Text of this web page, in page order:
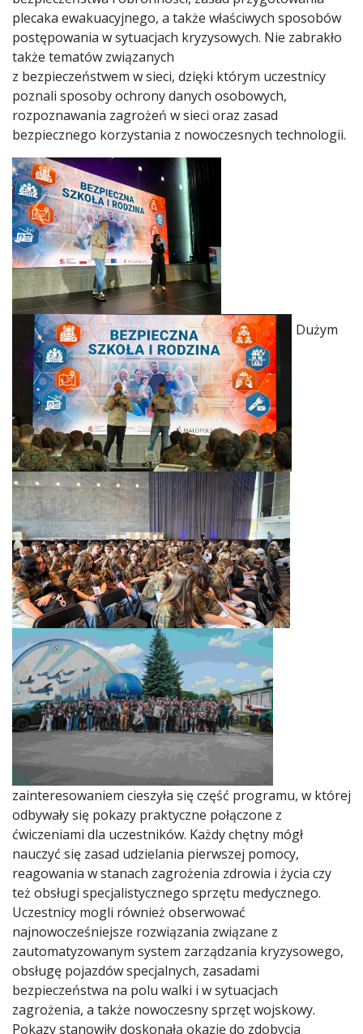
plecaka ewakuacyjnego, a także właściwych sposobów
postępowania w sytuacjach kryzysowych. Nie zabrakło
także tematów związanych
z bezpieczeństwem w sieci, dzięki którym uczestnicy
poznali sposoby ochrony danych osobowych,
rozpoznawania zagrożeń w sieci oraz zasad
bezpiecznego korzystania z nowoczesnych technologii.
Dużym
zainteresowaniem cieszyła się część programu, w której
odbywały się pokazy praktyczne połączone z
ćwiczeniami dla uczestników. Każdy chętny mógł
nauczyć się zasad udzielania pierwszej pomocy,
reagowania w stanach zagrożenia zdrowia i życia czy
też obsługi specjalistycznego sprzętu medycznego.
Uczestnicy mogli również obserwować
najnowocześniejsze rozwiązania związane z
zautomatyzowanym system zarządzania kryzysowego,
obsługę pojazdów specjalnych, zasadami
bezpieczeństwa na polu walki i w sytuacjach
zagrożenia, a także nowoczesny sprzęt wojskowy.
Pokazy stanowiły doskonałą okazję do zdobycia